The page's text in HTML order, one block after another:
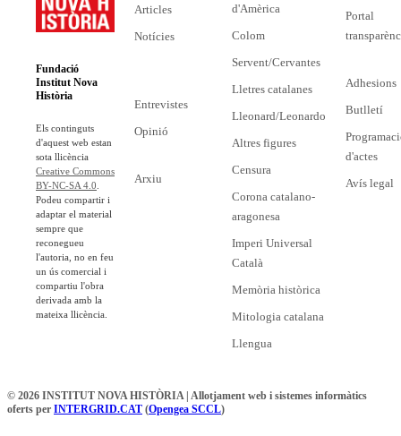
Fundació
Institut Nova
Història
Els continguts
d'aquest web estan
sota llicència
Creative Commons
BY-NC-SA 4.0
Podeu compartir i
adaptar el material
sempre que
reconegueu
l'autoria, no en feu
un ús comercial i
compartiu l'obra
derivada amb la
mateixa llicència.
Articles
Notícies
Entrevistes
Opinió
Arxiu
d'Amèrica
Colom
Servent/Cervantes
Lletres catalanes
Lleonard/Leonardo
Altres figures
Censura
Corona catalano-
aragonesa
Imperi Universal
Català
Memòria històrica
Mitologia catalana
Llengua
Portal
Adhesions
Butlletí
d'actes
Avís legal
© 2026 INSTITUT NOVA HISTÒRIA | Allotjament web i sistemes informàtics
oferts per INTERGRID.CAT (Opengea SCCL)